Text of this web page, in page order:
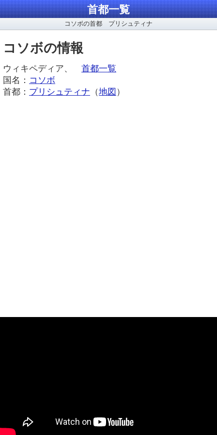
首都一覧
コソボの首都 プリシュティナ
コソボの情報
ウィキペディア、 首都一覧
国名： コソボ
首都： プリシュティナ （地図 ）